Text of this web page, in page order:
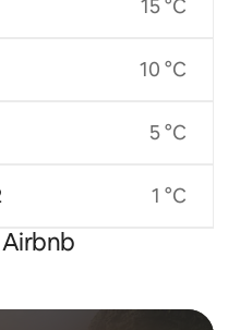
15 °C
10 °C
5 °C
1 °C